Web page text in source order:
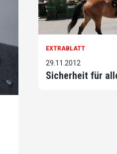
EXTRABLATT
29.11.2012
Sicherheit für